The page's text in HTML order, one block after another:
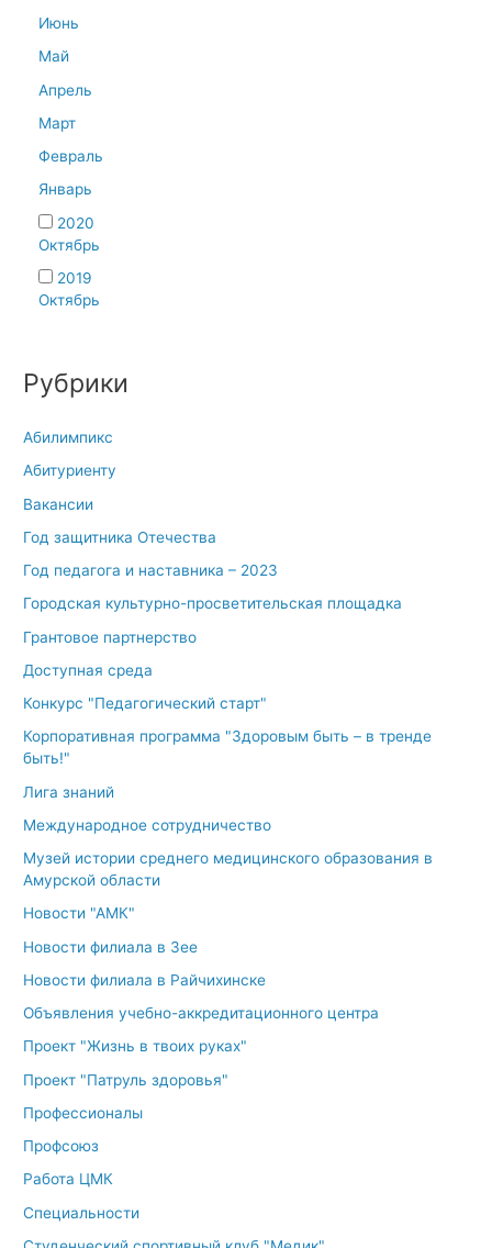
Июнь
Май
Апрель
Март
Февраль
Январь
2020
Октябрь
2019
Октябрь
Рубрики
Абилимпикс
Абитуриенту
Вакансии
Год защитника Отечества
Год педагога и наставника – 2023
Городская культурно-просветительская площадка
Грантовое партнерство
Доступная среда
Конкурс "Педагогический старт"
Корпоративная программа "Здоровым быть – в тренде
быть!"
Лига знаний
Международное сотрудничество
Музей истории среднего медицинского образования в
Амурской области
Новости "АМК"
Новости филиала в Зее
Новости филиала в Райчихинске
Объявления учебно-аккредитационного центра
Проект "Жизнь в твоих руках"
Проект "Патруль здоровья"
Профессионалы
Профсоюз
Работа ЦМК
Специальности